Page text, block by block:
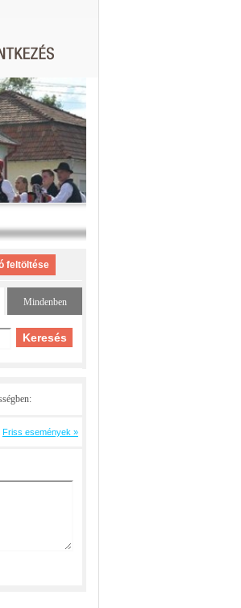
feltöltése
Mindenben
Friss események »